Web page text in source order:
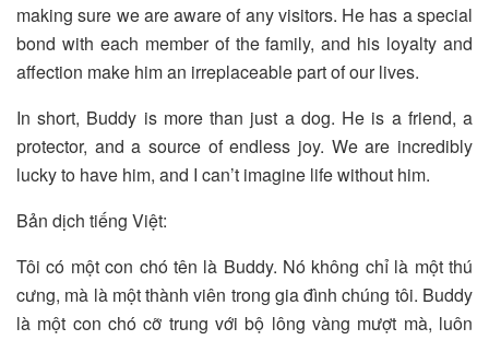
making sure we are aware of any visitors. He has a special
bond with each member of the family, and his loyalty and
affection make him an irreplaceable part of our lives.
In short, Buddy is more than just a dog. He is a friend, a
protector, and a source of endless joy. We are incredibly
lucky to have him, and I can’t imagine life without him.
Bản dịch tiếng Việt:
Tôi có một con chó tên là Buddy. Nó không chỉ là một thú
cưng, mà là một thành viên trong gia đình chúng tôi. Buddy
là một con chó cỡ trung với bộ lông vàng mượt mà, luôn